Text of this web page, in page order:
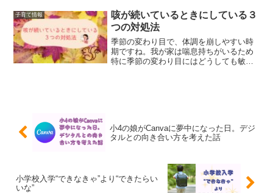
悩んだことがある方・行事に参加できな
いわが子を心配した経験が...
子育て情報
咳が続いているときにしている３
つの対処法
季節の変わり目で、体調を崩しやすい時
期ですね。我が家は喘息持ちがいるため
特に季節の変わり目にはどうしても敏感
小4の娘がCanvaに夢中になった日。デジ
タルとの向き合い方を考えた話
小学校入学“できなきゃ”より“できたらい
いな”